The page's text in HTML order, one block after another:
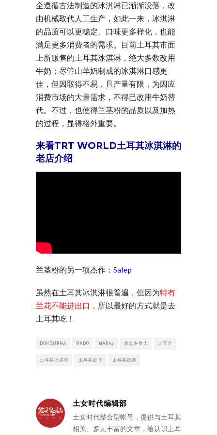
全遵循古法制造的冰淇淋已渐渐没落，改
由机械取代人工生产，如此一来，冰淇淋
的品质可以更稳定、口味更多样化，也能
满足更多消费者的需求。目前土耳其市面
上所贩售的土耳其冰淇淋，绝大多数改用
牛奶；尽管山羊奶制成的冰淇淋口感更
佳，但因取得不易，且产量有限，为因应
消费市场的大量需求，不得已改用牛奶替
代。不过，也使得兰茎粉的品质以及加热
的过程，显得格外重要。
来看TRT WORLD土耳其冰淇淋的
老店介绍
兰茎粉的另一项杰作： Salep
虽然在土耳其冰淇淋很普遍，但因为特有
兰花不能进出口 ，所以最好的方式就是去
土耳其吃！
DONDURMA MADO MARAŞ 冰淇淋整人 土耳其
土耳其冰淇淋 土耳其必吃 土耳其旅游
土女时代编辑部
土女时代整合型帐号，提供与土耳其
相关、多元丰富的文章，给认识土耳